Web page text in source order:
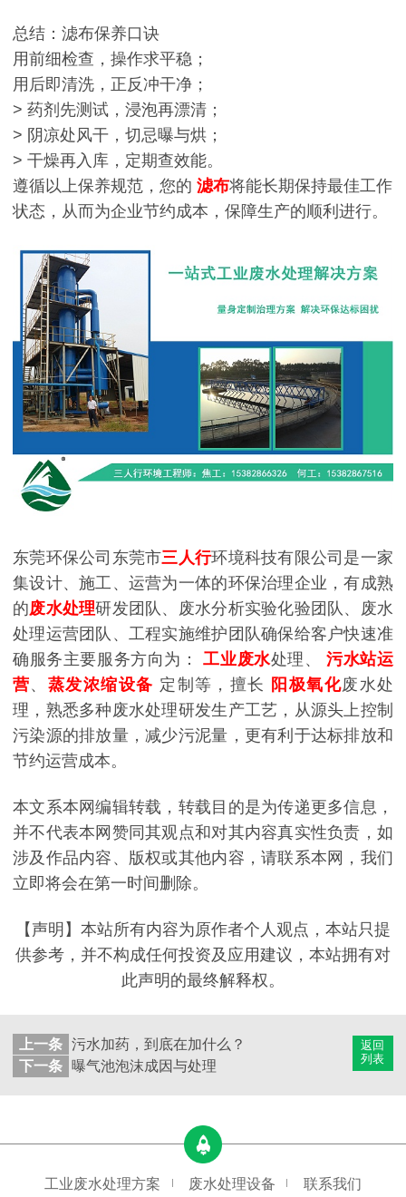
总结：滤布保养口诀
用前细检查，操作求平稳；
用后即清洗，正反冲干净；
> 药剂先测试，浸泡再漂清；
> 阴凉处风干，切忌曝与烘；
> 干燥再入库，定期查效能。
遵循以上保养规范，您的 滤布将能长期保持最佳工作
状态，从而为企业节约成本，保障生产的顺利进行。
东莞环保公司东莞市三人行环境科技有限公司是一家
集设计、施工、运营为一体的环保治理企业，有成熟
的废水处理研发团队、废水分析实验化验团队、废水
处理运营团队、工程实施维护团队确保给客户快速准
确服务主要服务方向为：工业废水处理、污水站运
营、 蒸发浓缩设备 定制等，擅长 阳极氧化废水处
理，熟悉多种废水处理研发生产工艺，从源头上控制
污染源的排放量，减少污泥量，更有利于达标排放和
节约运营成本。
本文系本网编辑转载，转载目的是为传递更多信息，
并不代表本网赞同其观点和对其内容真实性负责，如
涉及作品内容、版权或其他内容，请联系本网，我们
立即将会在第一时间删除。
【声明】本站所有内容为原作者个人观点，本站只提
供参考，并不构成任何投资及应用建议，本站拥有对
此声明的最终解释权。
返回
列表
上一条 污水加药，到底在加什么？
下一条 曝气池泡沫成因与处理
工业废水处理方案 废水处理设备 联系我们